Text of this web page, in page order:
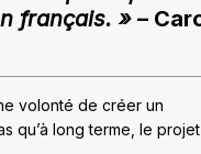
français. » –
volonté de créer un
qu’à long terme, le projet